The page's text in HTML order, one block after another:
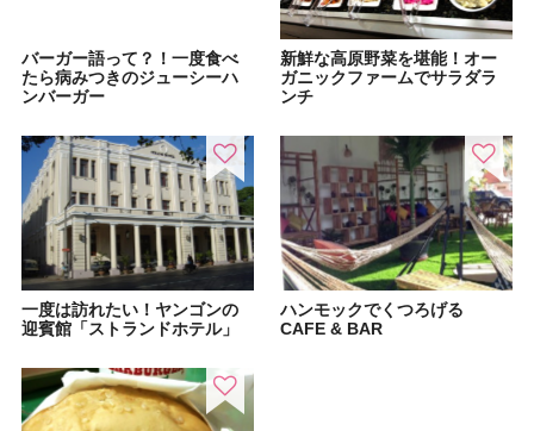
バーガー語って？！一度食べ
たら病みつきのジューシーハ
ンバーガー
新鮮な高原野菜を堪能！オー
ガニックファームでサラダラ
ンチ
一度は訪れたい！ヤンゴンの
迎賓館「ストランドホテル」
ハンモックでくつろげる
CAFE & BAR